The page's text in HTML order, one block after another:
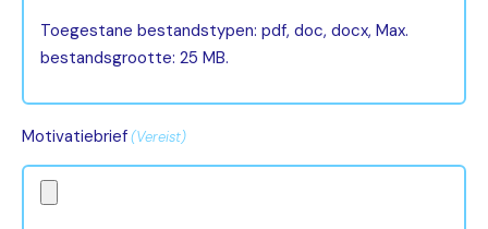
Toegestane bestandstypen: pdf, doc, docx, Max.
bestandsgrootte: 25 MB.
Motivatiebrief(Vereist)